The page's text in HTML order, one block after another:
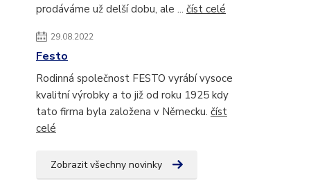
prodáváme už delší dobu, ale ... číst celé
29.08.2022
Festo
Rodinná společnost FESTO vyrábí vysoce
kvalitní výrobky a to již od roku 1925 kdy
tato firma byla založena v Německu. číst
celé
Zobrazit všechny novinky